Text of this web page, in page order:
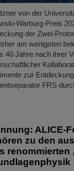
von der
Warburg-Preis
der Zwei-
am wenigsten
40 Jahre nach ihrer
zur
FRS
ALICE-
zu den
renommierten